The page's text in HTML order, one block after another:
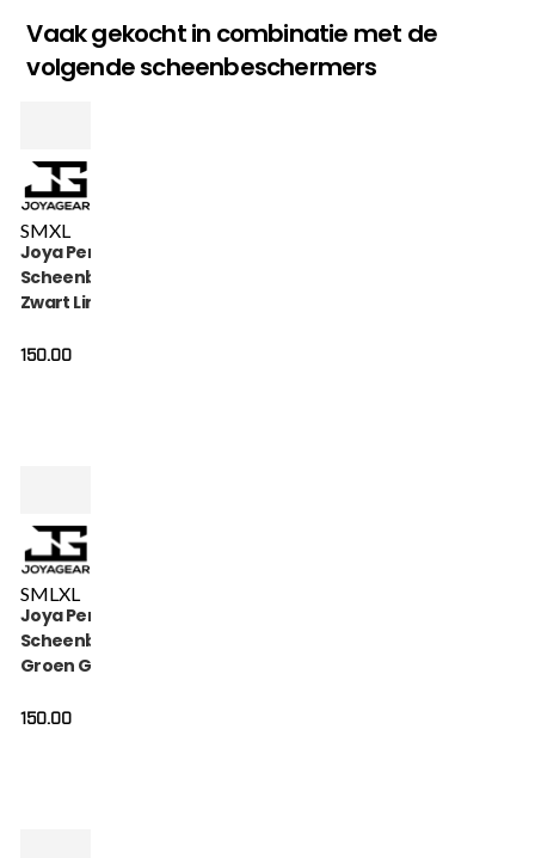
Vaak gekocht in combinatie met de
volgende scheenbeschermers
SMXL
Joya Performance
Scheenbeschermers
Zwart Limoengroen
150.00
SMLXL
Joya Performance
Scheenbeschermers
Groen Goud
150.00